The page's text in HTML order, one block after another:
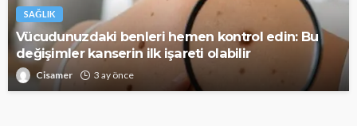
SAĞLIK
Vücudunuzdaki benleri hemen kontrol edin: Bu
değişimler kanserin ilk işareti olabilir
Cisamer 3 ay önce